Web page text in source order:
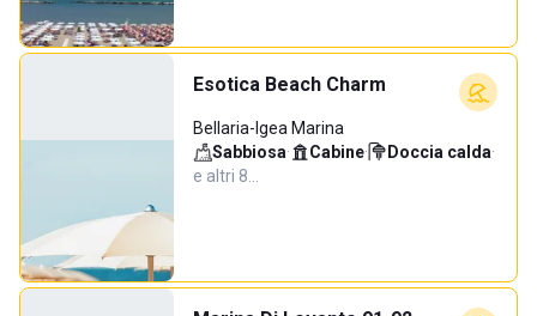
Esotica Beach Charm
Bellaria-Igea Marina
Sabbiosa· Cabine· Doccia calda·
e altri 8…